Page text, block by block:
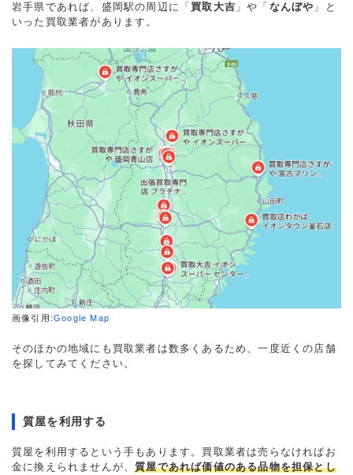
岩手県であれば、盛岡駅の周辺に「 買取大吉 」や「 なんぼや 」と
いった買取業者があります。
画像引用:Google Map
そのほかの地域にも買取業者は数多くあるため、一度近くの店舗
を探してみてください。
質屋を利用する
質屋を利用するという手もあります。買取業者は売らなければお
金に換えられませんが、質屋であれば価値のある品物を担保とし